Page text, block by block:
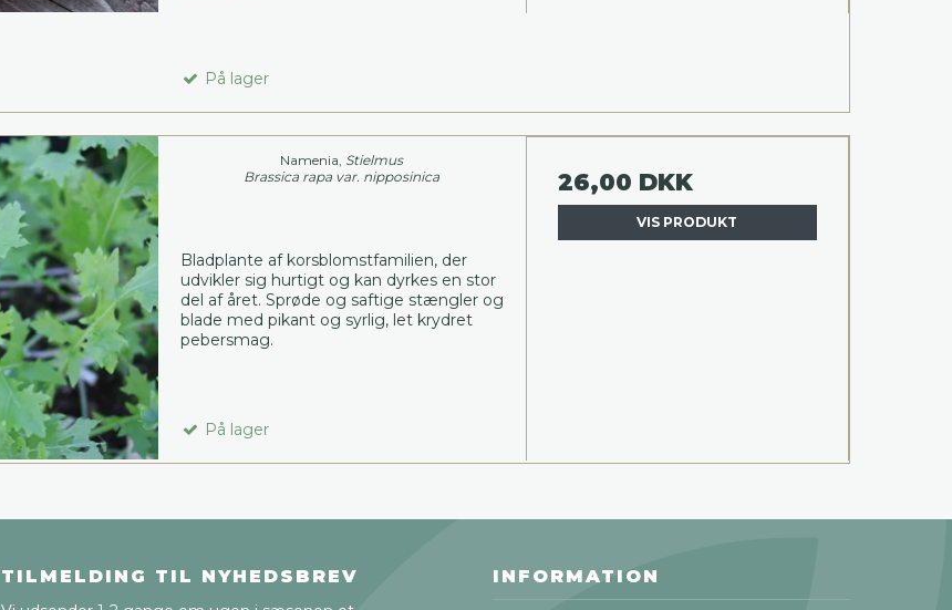
På lager
Namenia, Stielmus
Brassica rapa var. nipposinica
Bladplante af korsblomstfamilien, der
udvikler sig hurtigt og kan dyrkes en stor
del af året. Sprøde og saftige stængler og
blade med pikant og syrlig, let krydret
pebersmag.
På lager
26,00 DKK
VIS PRODUKT
TILMELDING TIL NYHEDSBREV INFORMATION